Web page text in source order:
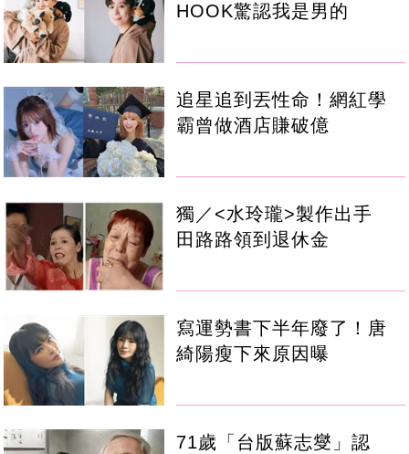
HOOK驚認我是男的
追星追到丟性命！網紅學
霸曾做酒店賺破億
獨／<水玲瓏>製作出手
田路路領到退休金
寫運勢書下半年廢了！唐
綺陽瘦下來原因曝
71歲「台版蘇志燮」認